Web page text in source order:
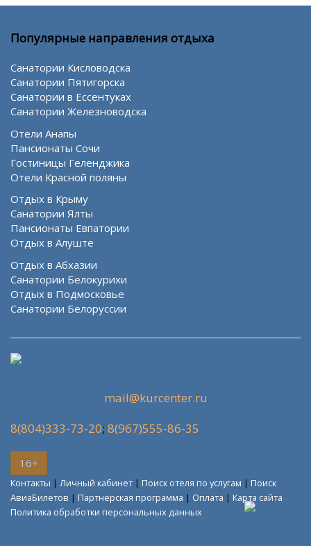
Популярные направления отдыха
Санатории Кисловодска
Санатории Пятигорска
Санатории в Ессентуках
Санатории Железноводска
Отели Анапы
Пансионаты Сочи
Гостиницы Геленджика
Отели Красной поляны
Отдых в Крыму
Санатории Ялты
Пансионаты Евпатории
Отдых в Алуште
Отдых в Абхазии
Санатории Белокурихи
Отдых в Подмосковье
Санатории Белоруссии
mail@kurcenter.ru
8(804)333-73-20; 8(967)555-86-35
16+
Контакты | Личный кабинет| Поиск отеля по услугам | Поиск
АвиаБилетов | Партнерская программа | Оплата | Карта сайта
Политика обработки персональных данных